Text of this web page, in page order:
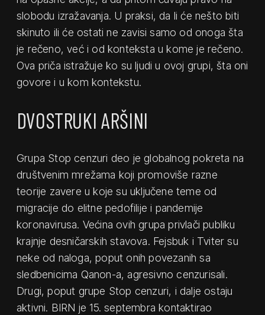
slobodu izražavanja. U praksi, da li će nešto biti
skinuto ili će ostati ne zavisi samo od onoga šta
je rečeno, već i od konteksta u kome je rečeno.
Ova priča istražuje ko su ljudi u ovoj grupi, šta oni
govore i u kom kontekstu.
DVOSTRUKI ARŠINI
Grupa Stop cenzuri deo je globalnog pokreta na
društvenim mrežama koji promoviše razne
teorije zavere u koje su uključene teme od
migracije do elitne pedofilije i pandemije
koronavirusa. Većina ovih grupa privlači publiku
krajnje desničarskih stavova. Fejsbuk i Tviter su
neke od naloga, poput onih povezanih sa
sledbenicima Qanon-a, agresivno cenzurisali.
Drugi, poput grupe Stop cenzuri, i dalje ostaju
aktivni. BIRN je 15. septembra kontaktirao